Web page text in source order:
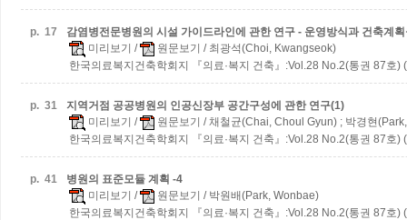
p. 17
감염병전문병원의 시설 가이드라인에 관한 연구 - 운영방식과 건축계
미리보기 / 원문보기 / 최광석(Choi, Kwangseok)
한국의료복지건축학회지 『의료·복지 건축』:Vol.28 No.2(통권 87호)
p. 31
지역거점 공공병원의 인공신장부 공간구성에 관한 연구(1)
미리보기 / 원문보기 / 채철균(Chai, Choul Gyun) ; 박경현
한국의료복지건축학회지 『의료·복지 건축』:Vol.28 No.2(통권 87호)
p. 41
병원의 표준모듈 계획 -4
미리보기 / 원문보기 / 박원배(Park, Wonbae)
한국의료복지건축학회지 『의료·복지 건축』:Vol.28 No.2(통권 87호)